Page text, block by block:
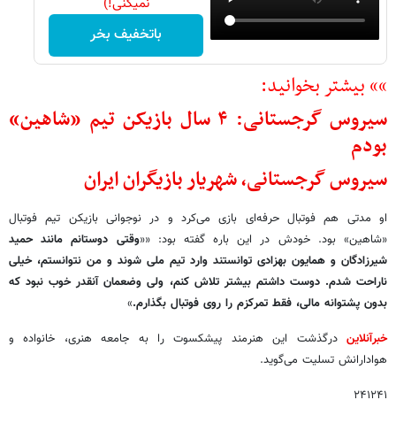
باتخفیف بخر
»» بیشتر بخوانید:
سیروس گرجستانی: ۴ سال بازیکن تیم «شاهین»
بودم
سیروس گرجستانی، شهریار بازیگران ایران
او مدتی هم فوتبال حرفه‌ای بازی می‌کرد و در نوجوانی بازیکن تیم فوتبال
«شاهین» بود. خودش در این باره گفته بود: ««وقتی دوستانم مانند حمید
شیرزادگان و همایون بهزادی توانستند وارد تیم ملی شوند و من نتوانستم، خیلی
ناراحت شدم. دوست داشتم بیشتر تلاش کنم، ولی وضع‎مان آنقدر خوب نبود که
بدون پشتوانه مالی، فقط تمرکزم را روی فوتبال بگذارم.»
خبرآنلاین درگذشت این هنرمند پیشکسوت را به جامعه هنری، خانواده و
هوادارانش تسلیت می‌گوید.
۲۴۱۲۴۱